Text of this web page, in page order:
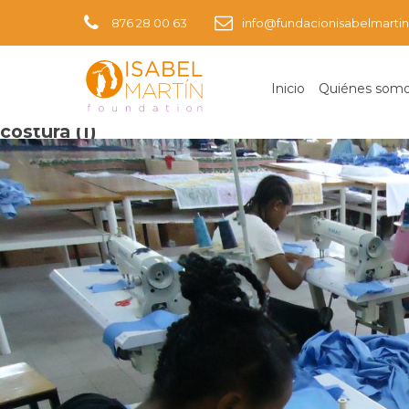
876 28 00 63
Inicio Quiénes
Imagen siguiente
costura (1)